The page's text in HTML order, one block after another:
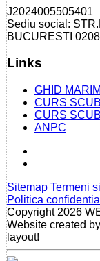
J2024005505401
Sediu social:
BUCURESTI
Links
GHID
CURS
CURS
ANPC
Sitemap Termeni
Politica
Copyright 2026
Website created
layout!